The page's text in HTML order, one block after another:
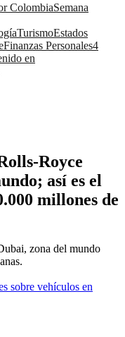
ColombiaSemana
TurismoEstados
Finanzas Personales4
en
Royce
así es el
millones de
zona del mundo
sobre vehículos en